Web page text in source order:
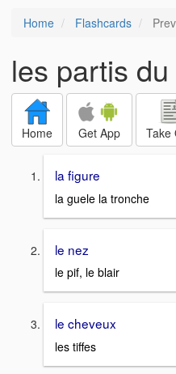
Home Flashcards
les partis
Home Get App Take
la figure
la guele la tronche
le nez
le pif, le blair
le cheveux
les tiffes